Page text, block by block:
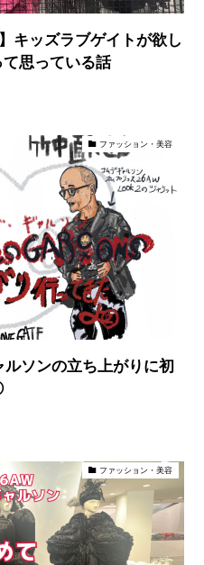
キッズラブゲイトが欲し
思っている話
ファッション・美容
ルソンの立ち上がりに初
ファッション・美容